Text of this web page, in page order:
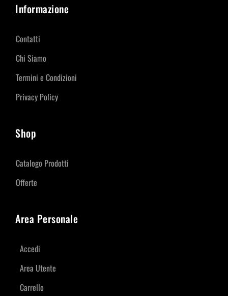
Informazione
Contatti
Chi Siamo
Termini e Condizioni
Privacy Policy
Shop
Catalogo Prodotti
Offerte
Area Personale
Accedi
Area Utente
Carrello